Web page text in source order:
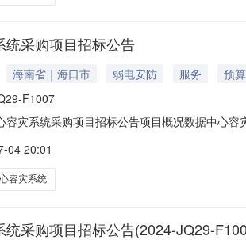
统采购项目招标公告
海南省｜海口市 弱电安防 服务
预
F1007
容灾系统采购项目招标公告项目概况数据中心
购需求：.合同履行期限：.本项目(不接受)联合
04 20:01
容灾系统
统采购项目招标公告(2024-JQ29-